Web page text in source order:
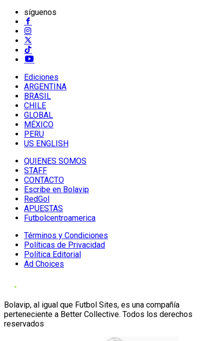
síguenos
Ediciones
ARGENTINA
BRASIL
CHILE
GLOBAL
MÉXICO
PERU
US ENGLISH
QUIENES SOMOS
STAFF
CONTACTO
Escribe en Bolavip
RedGol
APUESTAS
Futbolcentroamerica
Términos y Condiciones
Políticas de Privacidad
Política Editorial
Ad Choices
Bolavip, al igual que Futbol Sites, es una compañía
perteneciente a Better Collective. Todos los derechos
reservados